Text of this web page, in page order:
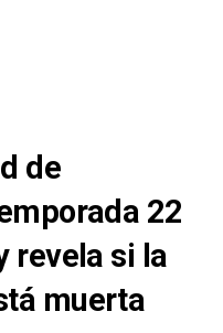
de
22
revela si la
muerta